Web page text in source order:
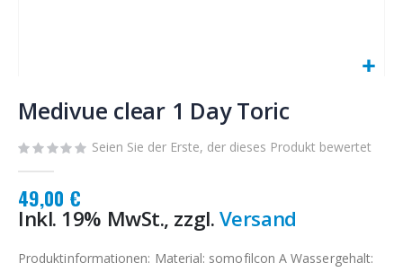
Anfang
der
Bildgalerie
Medivue clear 1 Day Toric
Seien Sie der Erste, der dieses Produkt bewertet
49,00 €
Inkl. 19% MwSt., zzgl.Versand
Produktinformationen: Material: somofilcon A Wassergehalt: